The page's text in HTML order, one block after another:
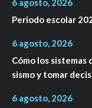
Periodo escolar
6 agosto, 2026
Cómo los sistemas
sismo y tomar
6 agosto, 2026